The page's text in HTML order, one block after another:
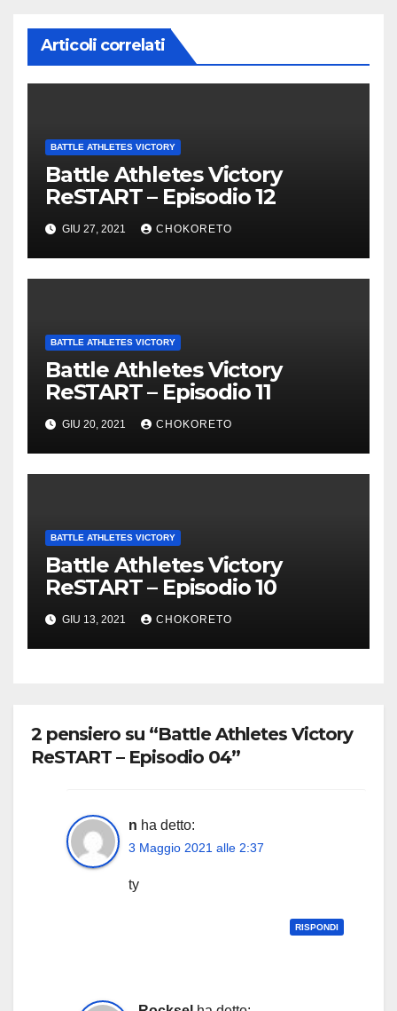
Articoli correlati
BATTLE ATHLETES VICTORY
Battle Athletes Victory
ReSTART – Episodio 12
GIU 27, 2021 CHOKORETO
BATTLE ATHLETES VICTORY
Battle Athletes Victory
ReSTART – Episodio 11
GIU 20, 2021 CHOKORETO
BATTLE ATHLETES VICTORY
Battle Athletes Victory
ReSTART – Episodio 10
GIU 13, 2021 CHOKORETO
2 pensiero su “Battle Athletes Victory
ReSTART – Episodio 04”
n ha detto:
3 Maggio 2021 alle 2:37
ty
RISPONDI